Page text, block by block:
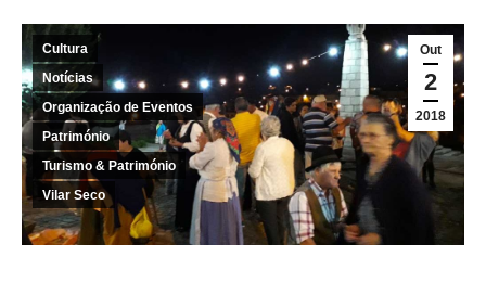
Out
2
2018
Cultura
Notícias
Organização de Eventos
Património
Turismo & Património
Vilar Seco